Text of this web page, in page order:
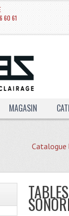
60 61
MAGASIN
Catalogue